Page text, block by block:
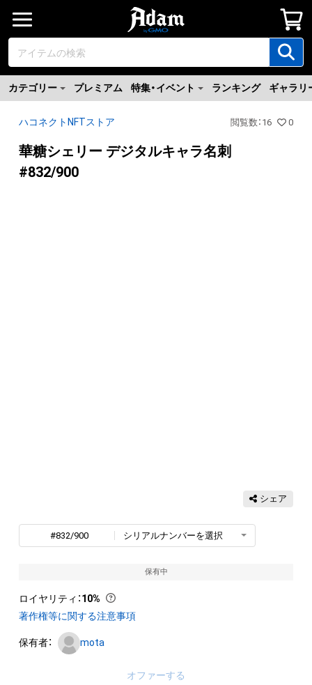
カテゴリー プレミアム 特集・イベント ランキング ギャラリ
ハコネクトNFTストア 閲覧数 ： 16 0
華糖シェリー デジタルキャラ名刺
#832/900
シェア
#832/900 シリアルナンバーを選択
保有中
ロイヤリティ ：10%
著作権等に関する注意事項
保有者： mota
オファーする